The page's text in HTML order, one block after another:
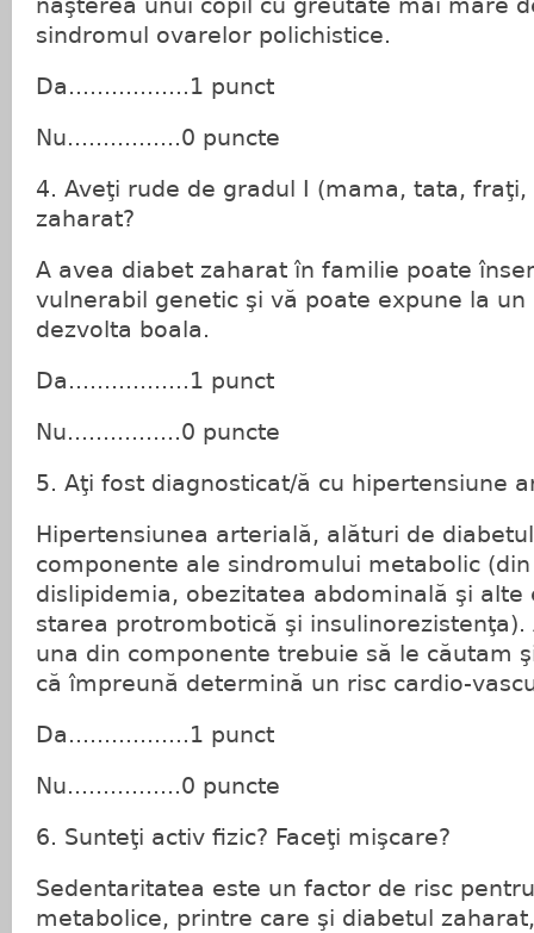
naşterea unui copil cu greutate mai mare
sindromul ovarelor polichistice.
Da.................1 punct
Nu................0 puncte
4. Aveţi rude de gradul I (mama, tata,
zaharat?
A avea diabet zaharat în familie poate
vulnerabil genetic şi vă poate expune la
dezvolta boala.
Da.................1 punct
Nu................0 puncte
5. Aţi fost diagnosticat/ă cu hipertensiune
Hipertensiunea arterială, alături de
componente ale sindromului metabolic
dislipidemia, obezitatea abdominală şi
starea protrombotică şi insulinorezistenţa).
una din componente trebuie să le căutam
că împreună determină un risc cardio-
Da.................1 punct
Nu................0 puncte
6. Sunteţi activ fizic? Faceţi mişcare?
Sedentaritatea este un factor de risc
metabolice, printre care şi diabetul